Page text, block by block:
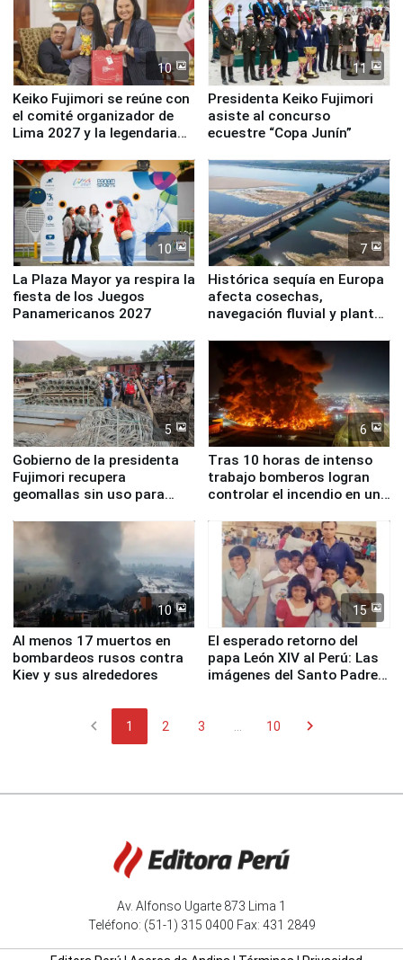
10
Keiko Fujimori se reúne con
el comité organizador de
Lima 2027 y la legendaria
11
Presidenta Keiko Fujimori
asiste al concurso
ecuestre “Copa Junín”
10
La Plaza Mayor ya respira la
fiesta de los Juegos
Panamericanos 2027
7
Histórica sequía en Europa
afecta cosechas,
navegación fluvial y plantas
5
Gobierno de la presidenta
Fujimori recupera
geomallas sin uso para
Fenómeno El Niño
6
Tras 10 horas de intenso
trabajo bomberos logran
controlar el incendio en una
de Chile
10
Al menos 17 muertos en
bombardeos rusos contra
Kiev y sus alrededores
15
El esperado retorno del
papa León XIV al Perú: Las
imágenes del Santo Padre
chevron_left 1 2 3 ... 10 chevron_right
Av. Alfonso Ugarte 873 Lima 1
Teléfono: (51-1) 315 0400 Fax: 431 2849